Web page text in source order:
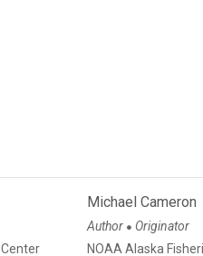
Michael Cameron
Author ● Originator
NOAA Alaska